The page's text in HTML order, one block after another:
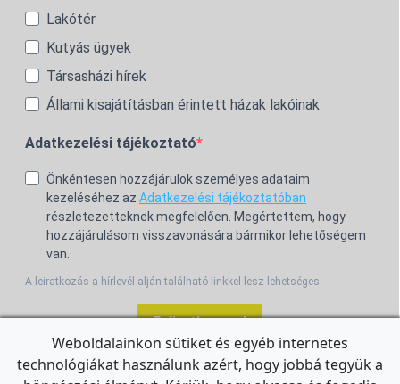
Lakótér
Kutyás ügyek
Társasházi hírek
Állami kisajátításban érintett házak lakóinak
Adatkezelési tájékoztató
Önkéntesen hozzájárulok személyes adataim
kezeléséhez az Adatkezelési tájékoztatóban
részletezetteknek megfelelően. Megértettem, hogy
hozzájárulásom visszavonására bármikor lehetőségem
van.
A leiratkozás a hírlevél alján található linkkel lesz lehetséges.
Feliratkozom!
Weboldalainkon sütiket és egyéb internetes
technológiákat használunk azért, hogy jobbá tegyük a